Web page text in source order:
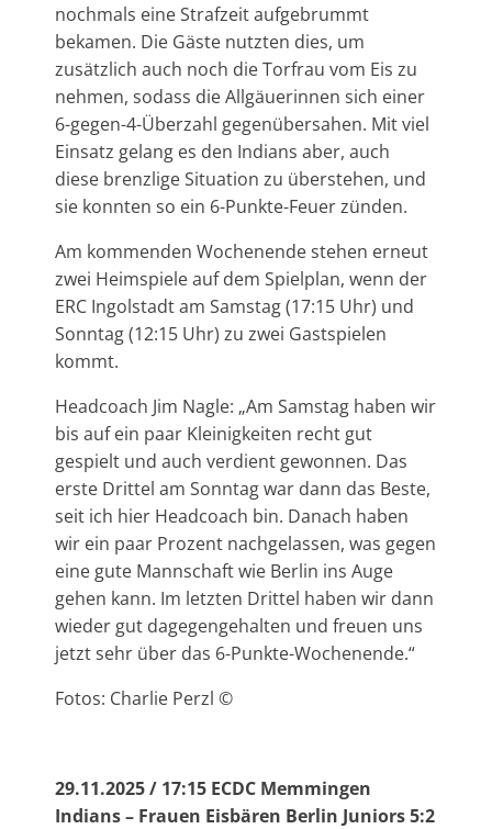
nochmals eine Strafzeit aufgebrummt
bekamen. Die Gäste nutzten dies, um
zusätzlich auch noch die Torfrau vom Eis zu
nehmen, sodass die Allgäuerinnen sich einer
6-gegen-4-Überzahl gegenübersahen. Mit viel
Einsatz gelang es den Indians aber, auch
diese brenzlige Situation zu überstehen, und
sie konnten so ein 6-Punkte-Feuer zünden.
Am kommenden Wochenende stehen erneut
zwei Heimspiele auf dem Spielplan, wenn der
ERC Ingolstadt am Samstag (17:15 Uhr) und
Sonntag (12:15 Uhr) zu zwei Gastspielen
kommt.
Headcoach Jim Nagle: „Am Samstag haben wir
bis auf ein paar Kleinigkeiten recht gut
gespielt und auch verdient gewonnen. Das
erste Drittel am Sonntag war dann das Beste,
seit ich hier Headcoach bin. Danach haben
wir ein paar Prozent nachgelassen, was gegen
eine gute Mannschaft wie Berlin ins Auge
gehen kann. Im letzten Drittel haben wir dann
wieder gut dagegengehalten und freuen uns
jetzt sehr über das 6-Punkte-Wochenende.“
Fotos: Charlie Perzl ©
29.11.2025 / 17:15 ECDC Memmingen
Indians – Frauen Eisbären Berlin Juniors 5:2